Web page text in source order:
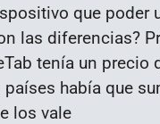
que poder
las diferencias?
tenía un precio
había que
los vale